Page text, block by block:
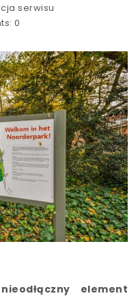
serwisu
0
element